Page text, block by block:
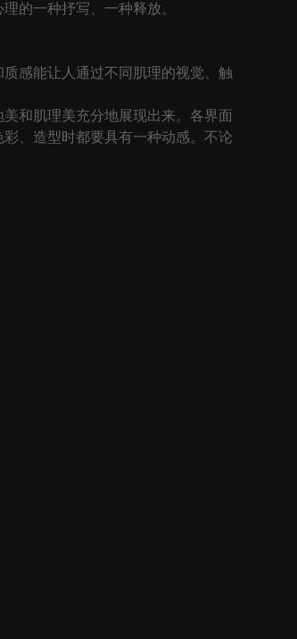
的一种抒写、一种释放。
感能让人通过不同肌理的视觉、触
和肌理美充分地展现出来。各界面
、造型时都要具有一种动感。不论